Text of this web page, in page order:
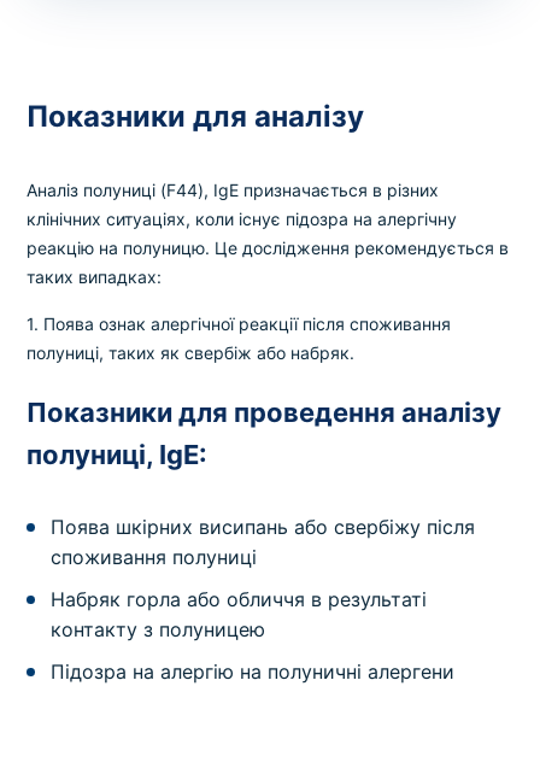
Показники для аналізу
Аналіз полуниці (F44), IgE призначається в різних
клінічних ситуаціях, коли існує підозра на алергічну
реакцію на полуницю. Це дослідження рекомендується в
таких випадках:
1. Поява ознак алергічної реакції після споживання
полуниці, таких як свербіж або набряк.
Показники для проведення аналізу
полуниці, IgE:
Поява шкірних висипань або свербіжу після
споживання полуниці
Набряк горла або обличчя в результаті
контакту з полуницею
Підозра на алергію на полуничні алергени